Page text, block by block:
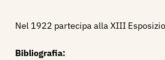
Nel 1922 partecipa alla XIII
Bibliografia: